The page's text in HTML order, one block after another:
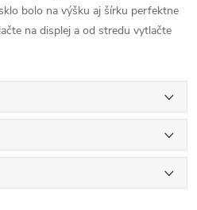
bolo na výšku aj šírku perfektne
na displej a od stredu vytlačte